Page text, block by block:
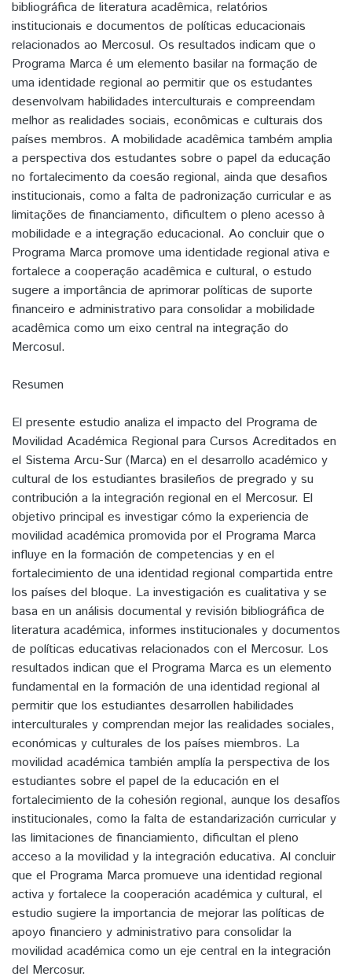
bibliográfica de literatura acadêmica, relatórios
institucionais e documentos de políticas educacionais
relacionados ao Mercosul. Os resultados indicam que o
Programa Marca é um elemento basilar na formação de
uma identidade regional ao permitir que os estudantes
desenvolvam habilidades interculturais e compreendam
melhor as realidades sociais, econômicas e culturais dos
países membros. A mobilidade acadêmica também amplia
a perspectiva dos estudantes sobre o papel da educação
no fortalecimento da coesão regional, ainda que desafios
institucionais, como a falta de padronização curricular e as
limitações de financiamento, dificultem o pleno acesso à
mobilidade e a integração educacional. Ao concluir que o
Programa Marca promove uma identidade regional ativa e
fortalece a cooperação acadêmica e cultural, o estudo
sugere a importância de aprimorar políticas de suporte
financeiro e administrativo para consolidar a mobilidade
acadêmica como um eixo central na integração do
Mercosul.
Resumen
El presente estudio analiza el impacto del Programa de
Movilidad Académica Regional para Cursos Acreditados en
el Sistema Arcu-Sur (Marca) en el desarrollo académico y
cultural de los estudiantes brasileños de pregrado y su
contribución a la integración regional en el Mercosur. El
objetivo principal es investigar cómo la experiencia de
movilidad académica promovida por el Programa Marca
influye en la formación de competencias y en el
fortalecimiento de una identidad regional compartida entre
los países del bloque. La investigación es cualitativa y se
basa en un análisis documental y revisión bibliográfica de
literatura académica, informes institucionales y documentos
de políticas educativas relacionados con el Mercosur. Los
resultados indican que el Programa Marca es un elemento
fundamental en la formación de una identidad regional al
permitir que los estudiantes desarrollen habilidades
interculturales y comprendan mejor las realidades sociales,
económicas y culturales de los países miembros. La
movilidad académica también amplía la perspectiva de los
estudiantes sobre el papel de la educación en el
fortalecimiento de la cohesión regional, aunque los desafíos
institucionales, como la falta de estandarización curricular y
las limitaciones de financiamiento, dificultan el pleno
acceso a la movilidad y la integración educativa. Al concluir
que el Programa Marca promueve una identidad regional
activa y fortalece la cooperación académica y cultural, el
estudio sugiere la importancia de mejorar las políticas de
apoyo financiero y administrativo para consolidar la
movilidad académica como un eje central en la integración
del Mercosur.